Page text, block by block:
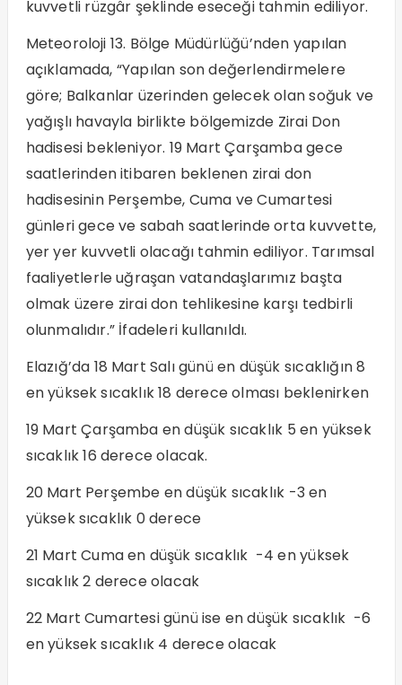
kuvvetli rüzgâr şeklinde eseceği tahmin ediliyor.
Meteoroloji 13. Bölge Müdürlüğü’nden yapılan
açıklamada, “Yapılan son değerlendirmelere
göre; Balkanlar üzerinden gelecek olan soğuk ve
yağışlı havayla birlikte bölgemizde Zirai Don
hadisesi bekleniyor. 19 Mart Çarşamba gece
saatlerinden itibaren beklenen zirai don
hadisesinin Perşembe, Cuma ve Cumartesi
günleri gece ve sabah saatlerinde orta kuvvette,
yer yer kuvvetli olacağı tahmin ediliyor. Tarımsal
faaliyetlerle uğraşan vatandaşlarımız başta
olmak üzere zirai don tehlikesine karşı tedbirli
olunmalıdır.” İfadeleri kullanıldı.
Elazığ’da 18 Mart Salı günü en düşük sıcaklığın 8
en yüksek sıcaklık 18 derece olması beklenirken
19 Mart Çarşamba en düşük sıcaklık 5 en yüksek
sıcaklık 16 derece olacak.
20 Mart Perşembe en düşük sıcaklık -3 en
yüksek sıcaklık 0 derece
21 Mart Cuma en düşük sıcaklık -4 en yüksek
sıcaklık 2 derece olacak
22 Mart Cumartesi günü ise en düşük sıcaklık -6
en yüksek sıcaklık 4 derece olacak